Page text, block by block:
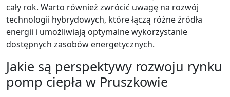
cały rok. Warto również zwrócić uwagę na rozwój
technologii hybrydowych, które łączą różne źródła
energii i umożliwiają optymalne wykorzystanie
dostępnych zasobów energetycznych.
Jakie są perspektywy rozwoju rynku
pomp ciepła w Pruszkowie